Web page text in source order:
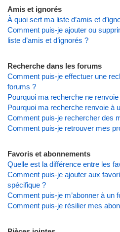
Amis et ignorés
À quoi sert ma liste d’amis et
Comment puis-je ajouter ou
liste d’amis et d’ignorés ?
Recherche dans les forums
Comment puis-je effectuer une
forums ?
Pourquoi ma recherche ne
Pourquoi ma recherche renvoie à
Comment puis-je rechercher des
Comment puis-je retrouver mes
Favoris et abonnements
Quelle est la différence entre les
Comment puis-je ajouter aux
spécifique ?
Comment puis-je m’abonner à un
Comment puis-je résilier mes